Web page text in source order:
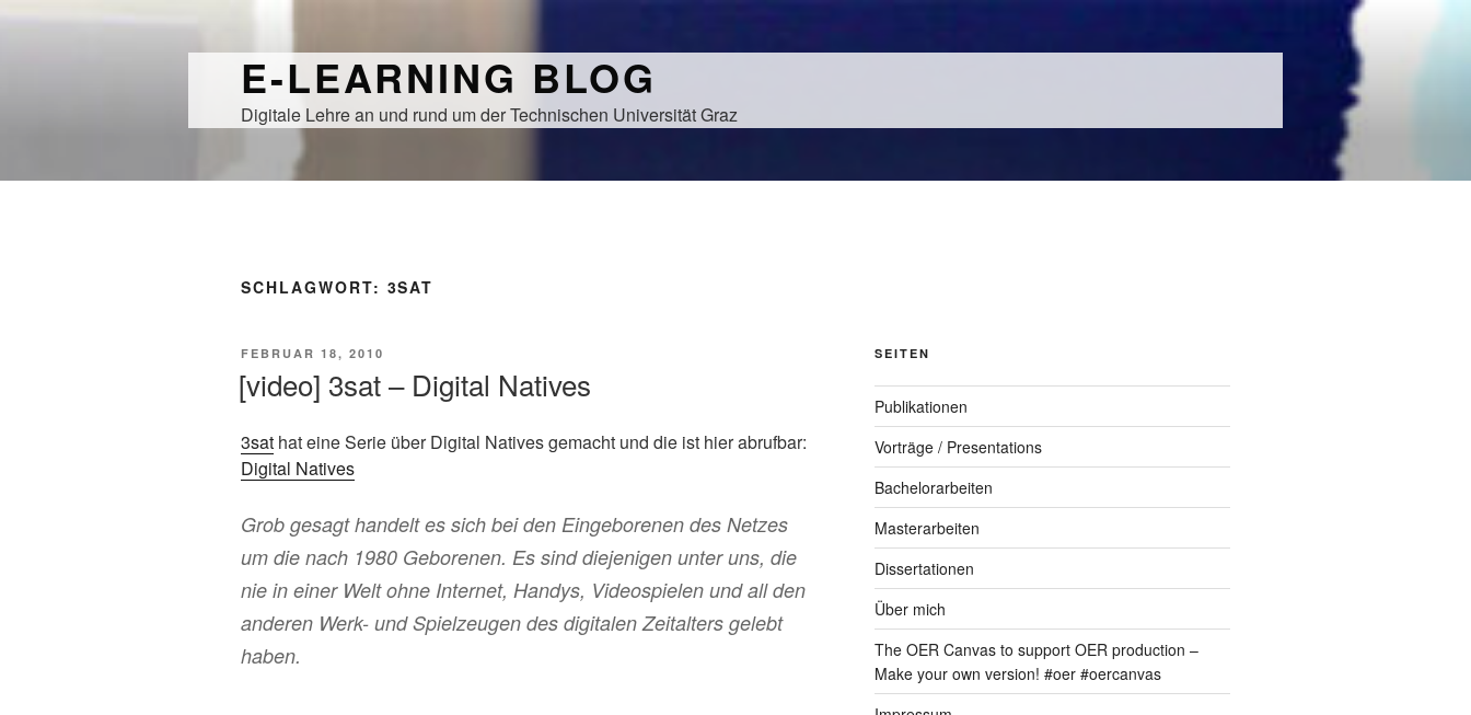
E-LEARNING BLOG
Digitale Lehre an und rund um der Technischen Universität Graz
SCHLAGWORT: 3SAT
VERÖFFENTLICHT
FEBRUAR 18, 2010
[video] 3sat – Digital Natives
3sat hat eine Serie über Digital Natives gemacht und die ist hier abrufbar:
Digital Natives
Grob gesagt handelt es sich bei den Eingeborenen des Netzes
um die nach 1980 Geborenen. Es sind diejenigen unter uns, die
nie in einer Welt ohne Internet, Handys, Videospielen und all den
anderen Werk- und Spielzeugen des digitalen Zeitalters gelebt
haben.
SEITEN
Publikationen
Vorträge / Presentations
Bachelorarbeiten
Masterarbeiten
Dissertationen
Über mich
The OER Canvas to support OER production –
Make your own version! #oer #oercanvas